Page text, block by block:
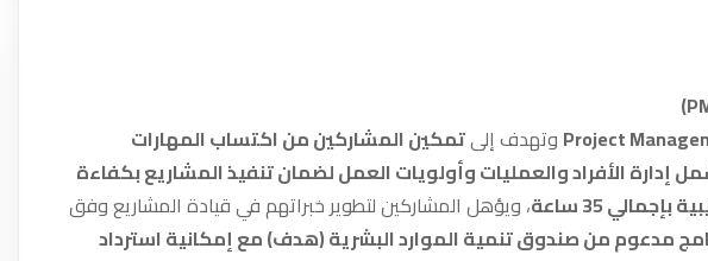
Project وتهدف إلىتمكين المشاركين من اكتساب المهارات
إدارة الأفراد والعمليات وأولويات العمل لضمان تنفيذ المشاريع بكفاءة
، ويؤهل المشاركين لتطوير خبراتهم في قيادة المشاريع وفق
مدعوم من صندوق تنمية الموارد البشرية (هدف) مع إمكانية استرداد